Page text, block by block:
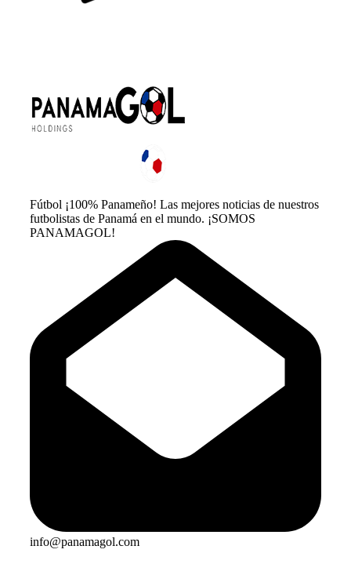
Fútbol ¡100% Panameño! Las mejores noticias de nuestros
futbolistas de Panamá en el mundo. ¡SOMOS
PANAMAGOL!
info@panamagol.com